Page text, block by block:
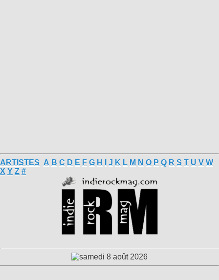
ARTISTES A B C D E F G H J K L M N O P Q R S T U V W
X Y Z #